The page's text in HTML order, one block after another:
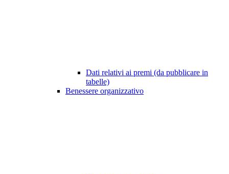
Dati relativi ai premi (da pubblicare in
tabelle)
Benessere organizzativo